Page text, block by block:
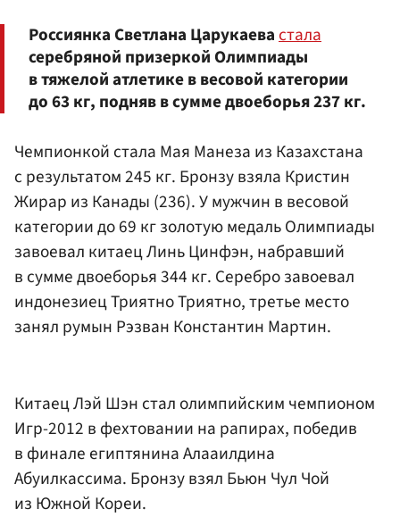
Россиянка Светлана Царукаевастала
серебряной призеркой Олимпиады
в тяжелой атлетике в весовой категории
до 63 кг, подняв в сумме двоеборья 237 кг.
Чемпионкой стала Мая Манеза из Казахстана
с результатом 245 кг. Бронзу взяла Кристин
Жирар из Канады (236). У мужчин в весовой
категории до 69 кг золотую медаль Олимпиады
завоевал китаец Линь Цинфэн, набравший
в сумме двоеборья 344 кг. Серебро завоевал
индонезиец Триятно Триятно, третье место
занял румын Рэзван Константин Мартин.
Китаец Лэй Шэн стал олимпийским чемпионом
Игр-2012 в фехтовании на рапирах, победив
в финале египтянина Алааилдина
Абуилкассима. Бронзу взял Бьюн Чул Чой
из Южной Кореи.